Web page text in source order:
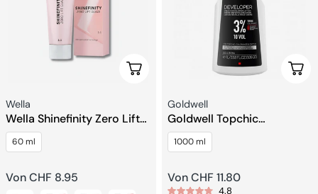
Wählen Sie Optionen
Verkäufer:
Wella
Wella Shinefinity Zero Lift
Glaze
60 ml
Regulärer
Von CHF 8.95
Verkäufer:
Goldwell
Goldwell Topchic
Permanent Hair Color
Cream Developer Lotion
1000 ml
Regulärer
Von CHF 11.80
4.8